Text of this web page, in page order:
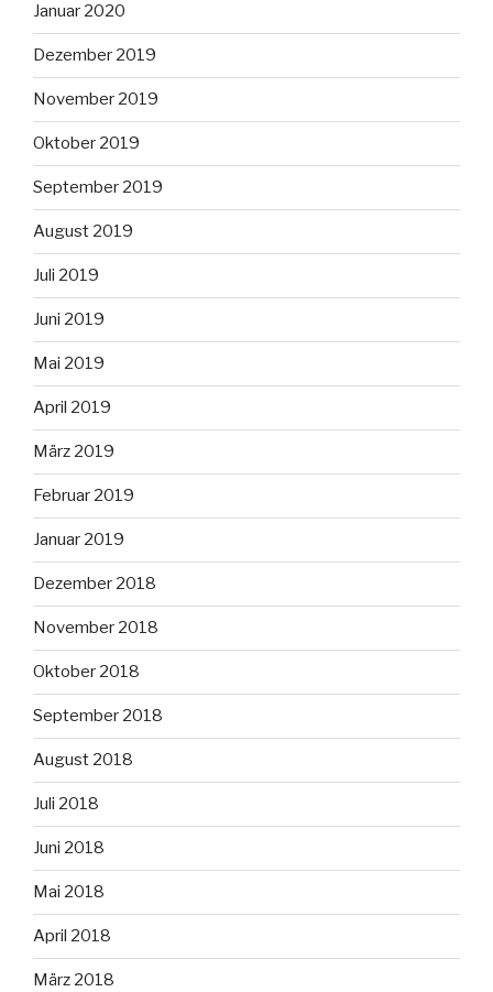
Januar 2020
Dezember 2019
November 2019
Oktober 2019
September 2019
August 2019
Juli 2019
Juni 2019
Mai 2019
April 2019
März 2019
Februar 2019
Januar 2019
Dezember 2018
November 2018
Oktober 2018
September 2018
August 2018
Juli 2018
Juni 2018
Mai 2018
April 2018
März 2018